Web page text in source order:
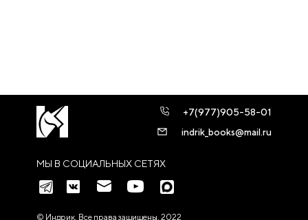
МЫ В СОЦИАЛЬНЫХ СЕТЯХ
+7(977)905-58-01
indrik_books@mail.ru
© Индрик. Все права защищены, 2022